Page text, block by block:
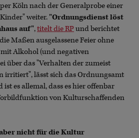
Köln nach der Generalprobe einer
weiter."Ordnungsdienst löst
auf",titelt die RPund berichtet
Maßen ausgelassene Feier ohne
Alkohol (und negativen
über das "Verhalten der zumeist
irritiert", lässt sich das Ordnungsamt
es allemal, dass es hier offenbar
von Kulturschaffenden
nicht für die Kultur